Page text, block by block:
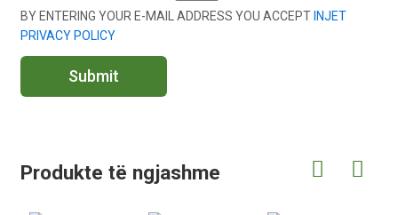
BY ENTERING YOUR E-MAIL ADDRESS YOU ACCEPT INJET
PRIVACY POLICY
Submit
Produkte të ngjashme